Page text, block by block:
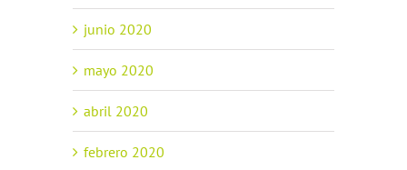
junio 2020
mayo 2020
abril 2020
febrero 2020